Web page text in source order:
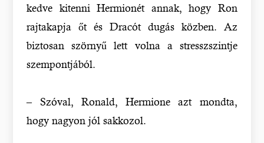
kedve kitenni Hermionét annak, hogy Ron
rajtakapja őt és Dracót dugás közben. Az
biztosan szörnyű lett volna a stresszszintje
szempontjából.
– Szóval, Ronald, Hermione azt mondta,
hogy nagyon jól sakkozol.